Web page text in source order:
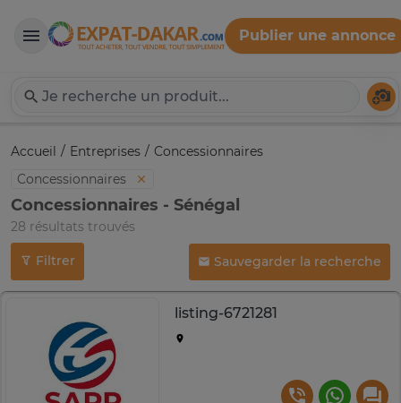
Expat-Dakar
Publier une annonce
Accueil Entreprises
Concessionnaires
Concessionnaires
Concessionnaires - Sénégal
28 résultats trouvés
Filtrer Sauvegarder la recherche
listing-6721281